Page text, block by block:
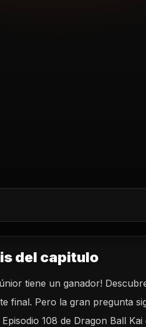
del capitulo
tiene un ganador!
final. Pero la gran pregunta
108 de Dragon Ball